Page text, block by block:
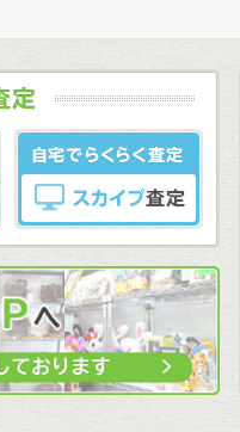
LINE査定